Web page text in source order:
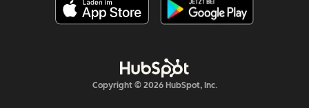
Copyright © 2026 HubSpot, Inc.